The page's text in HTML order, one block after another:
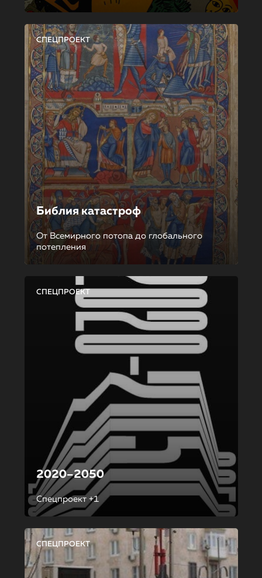
СПЕЦПРОЕКТ
Библия катастроф
От Всемирного потопа до глобального
потепления
СПЕЦПРОЕКТ
2020–2050
Спецпроект +1
СПЕЦПРОЕКТ